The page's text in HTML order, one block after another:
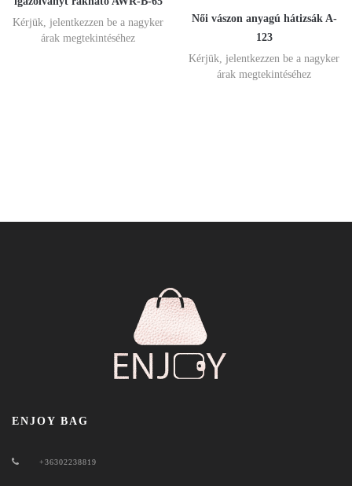
Kérjük, jelentkezzen be a nagyker
árak megtekintéséhez
Női vászon anyagú hátizsák A-
123
Kérjük, jelentkezzen be a nagyker
árak megtekintéséhez
ENJOY BAG
+36302238819